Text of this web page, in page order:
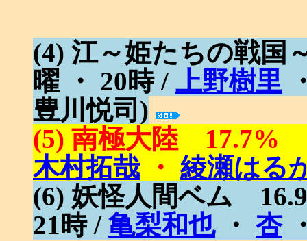
(4) 江～姫たちの戦
曜 ・ 20時 / 上野樹里
豊川悦司)
(5) 南極大陸 17.7%
木村拓哉 ・ 綾瀬はる
(6) 妖怪人間ベム
21時 / 亀梨和也・ 杏